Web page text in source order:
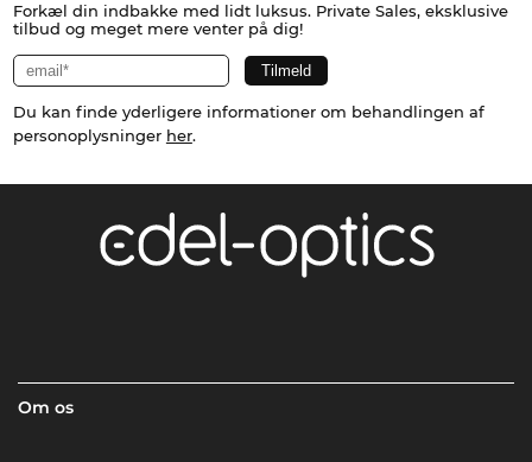
Forkæl din indbakke med lidt luksus. Private Sales, eksklusive
tilbud og meget mere venter på dig!
Du kan finde yderligere informationer om behandlingen af
personoplysninger her.
Om os